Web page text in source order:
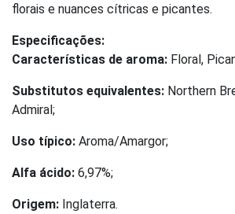
florais e nuances cítricas e picantes.
Especificações:
Características de aroma: Floral,
Substitutos equivalentes: Northern
Admiral;
Uso típico: Aroma/Amargor;
Alfa ácido: 6,97%;
Origem: Inglaterra.